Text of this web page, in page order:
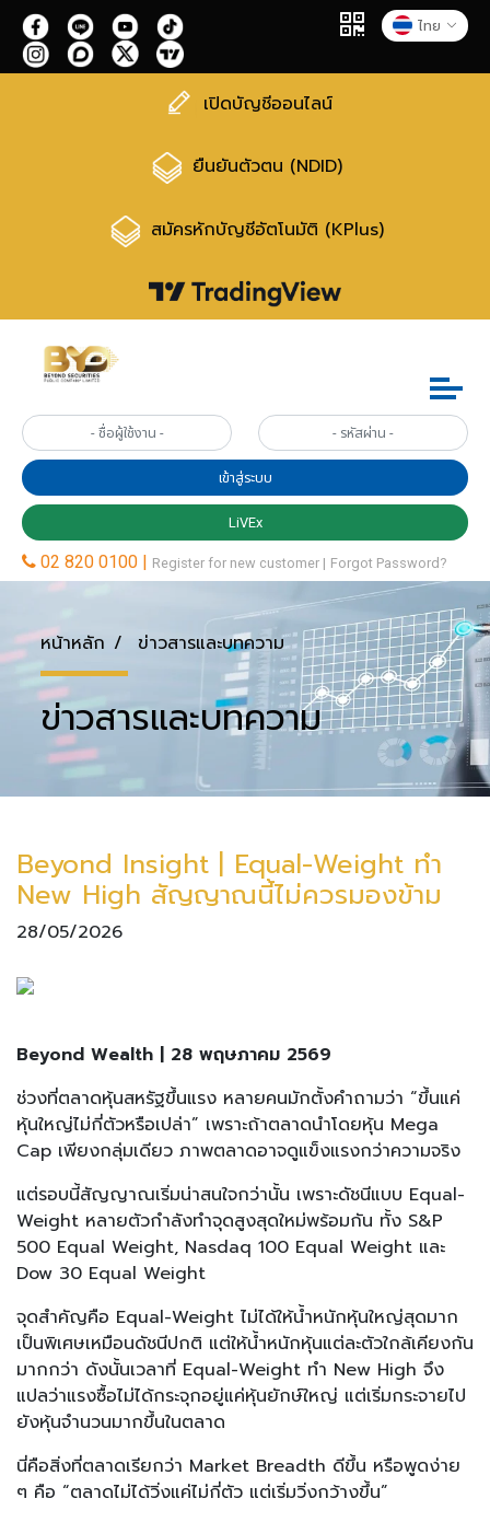
ไทย
เปิดบัญชีออนไลน์
ยืนยันตัวตน (NDID)
สมัครหักบัญชีอัตโนมัติ (KPlus)
หน้าหลัก ข่าวสารและบทความ
ข่าวสารและบทความ
Beyond Insight | Equal-Weight ทำ
New High สัญญาณนี้ไม่ควรมองข้าม
28/05/2026
Beyond Wealth | 28 พฤษภาคม 2569
ช่วงที่ตลาดหุ้นสหรัฐขึ้นแรง หลายคนมักตั้งคำถามว่า “ขึ้นแค่
หุ้นใหญ่ไม่กี่ตัวหรือเปล่า” เพราะถ้าตลาดนำโดยหุ้น Mega
Cap เพียงกลุ่มเดียว ภาพตลาดอาจดูแข็งแรงกว่าความจริง
แต่รอบนี้สัญญาณเริ่มน่าสนใจกว่านั้น เพราะดัชนีแบบ Equal-
Weight หลายตัวกำลังทำจุดสูงสุดใหม่พร้อมกัน ทั้ง S&P
500 Equal Weight, Nasdaq 100 Equal Weight และ
Dow 30 Equal Weight
จุดสำคัญคือ Equal-Weight ไม่ได้ให้น้ำหนักหุ้นใหญ่สุดมาก
เป็นพิเศษเหมือนดัชนีปกติ แต่ให้น้ำหนักหุ้นแต่ละตัวใกล้เคียงกัน
มากกว่า ดังนั้นเวลาที่ Equal-Weight ทำ New High จึง
แปลว่าแรงซื้อไม่ได้กระจุกอยู่แค่หุ้นยักษ์ใหญ่ แต่เริ่มกระจายไป
ยังหุ้นจำนวนมากขึ้นในตลาด
นี่คือสิ่งที่ตลาดเรียกว่า Market Breadth ดีขึ้น หรือพูดง่าย
ๆ คือ “ตลาดไม่ได้วิ่งแค่ไม่กี่ตัว แต่เริ่มวิ่งกว้างขึ้น”